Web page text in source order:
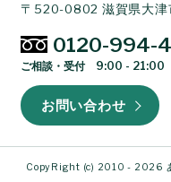
〒520-0802 滋賀県大津
0120-994-
ご相談・受付 9:00 - 21:00
お問い合わせ
CopyRight (c) 2010 - 2026